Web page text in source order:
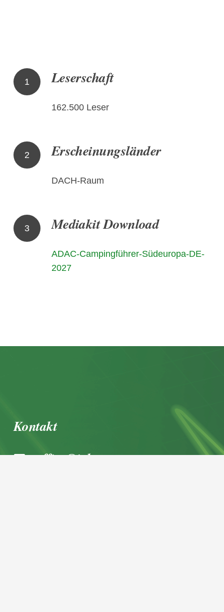
1 Leserschaft
162.500 Leser
2 Erscheinungsländer
DACH-Raum
3 Mediakit Download
ADAC-Campingführer-Südeuropa-DE-
2027
Kontakt
office@igl.at